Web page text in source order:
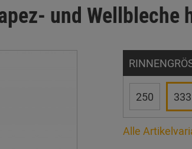
und Wellbleche
250 333
Alle